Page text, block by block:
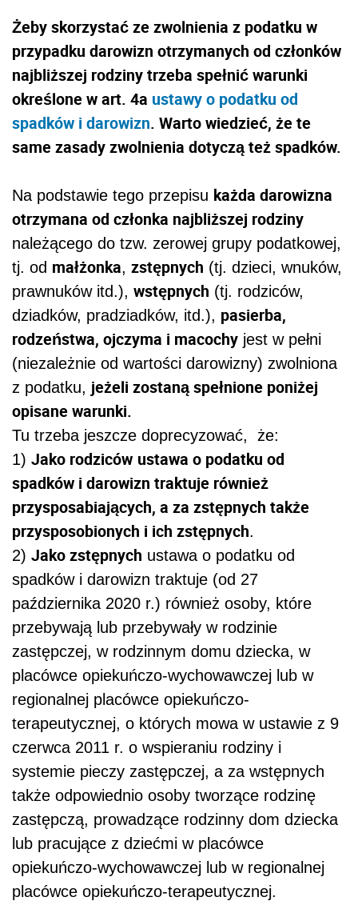
Żeby skorzystać ze zwolnienia z podatku w
przypadku darowizn otrzymanych od członków
najbliższej rodziny trzeba spełnić warunki
określone w art. 4a ustawy o podatku od
spadków i darowizn. Warto wiedzieć, że te
same zasady zwolnienia dotyczą też spadków.
Na podstawie tego przepisu każda darowizna
otrzymana od członka najbliższej rodziny
należącego do tzw. zerowej grupy podatkowej,
tj. od małżonka, zstępnych (tj. dzieci, wnuków,
prawnuków itd.), wstępnych (tj. rodziców,
dziadków, pradziadków, itd.), pasierba,
rodzeństwa, ojczyma i macochy jest w pełni
(niezależnie od wartości darowizny) zwolniona
z podatku, jeżeli zostaną spełnione poniżej
opisane warunki.
Tu trzeba jeszcze doprecyzować, że:
1) Jako rodziców ustawa o podatku od
spadków i darowizn traktuje również
przysposabiających, a za zstępnych także
przysposobionych i ich zstępnych.
2) Jako zstępnych ustawa o podatku od
spadków i darowizn traktuje (od 27
października 2020 r.) również osoby, które
przebywają lub przebywały w rodzinie
zastępczej, w rodzinnym domu dziecka, w
placówce opiekuńczo-wychowawczej lub w
regionalnej placówce opiekuńczo-
terapeutycznej, o których mowa w ustawie z 9
czerwca 2011 r. o wspieraniu rodziny i
systemie pieczy zastępczej, a za wstępnych
także odpowiednio osoby tworzące rodzinę
zastępczą, prowadzące rodzinny dom dziecka
lub pracujące z dziećmi w placówce
opiekuńczo-wychowawczej lub w regionalnej
placówce opiekuńczo-terapeutycznej.